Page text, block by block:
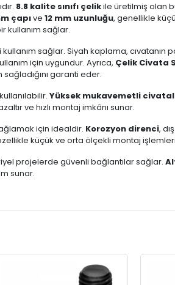
8.8 kalite sınıfı çelikile üretilmiş olan
çapıve 12 mm uzunluğu, genellikle
kullanım sağlar.
sağlar. Siyah kaplama, cıvatanın
için uygundur. Ayrıca, Çelik Civata
garanti eder.
Yüksek mukavemetli
ve hızlı montaj imkânı sunar.
için idealdir. Korozyon direnci,
özellikle küçük ve orta ölçekli montaj
projelerde güvenli bağlantılar sağlar.
sunar.